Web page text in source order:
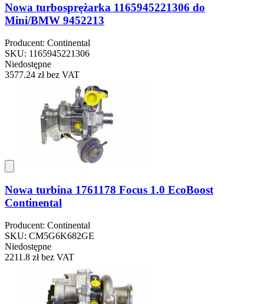
Nowa turbosprężarka 1165945221306 do
Mini/BMW 9452213
Producent: Continental
SKU: 1165945221306
Niedostępne
3577.24 złbez VAT
Nowa turbina 1761178 Focus 1.0 EcoBoost
Continental
Producent: Continental
SKU: CM5G6K682GE
Niedostępne
2211.8 złbez VAT